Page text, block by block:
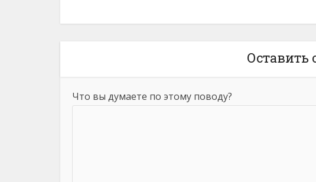
Оставить
Что вы думаете по этому поводу?